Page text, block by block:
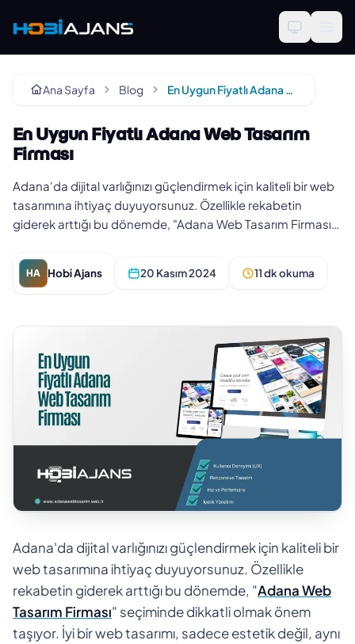
Ana Sayfa Blog En Uygun Fiyatlı Adana Web Tasarım Firması
En Uygun Fiyatlı Adana Web Tasarım
Firması
Adana'da dijital varlığınızı güçlendirmek için kaliteli bir web
tasarımına ihtiyaç duyuyorsunuz. Özellikle rekabetin
giderek arttığı bu dönemde, "Adana Web Tasarım Firması"
HA Hobi Ajans 20 Kasım 2024 11 dk okuma
Adana'da dijital varlığınızı güçlendirmek için kaliteli bir
web tasarımına ihtiyaç duyuyorsunuz. Özellikle
rekabetin giderek arttığı bu dönemde, "Adana Web
Tasarım Firması" seçiminde dikkatli olmak önem
taşıyor. İyi bir web tasarımı, sadece estetik değil, aynı